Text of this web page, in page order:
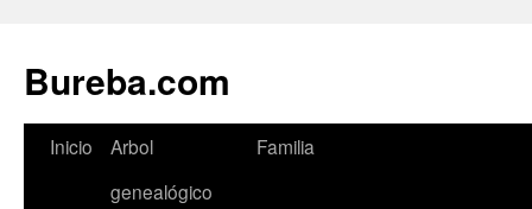
Bureba.com
Saltar
Inicio
Arbol
genealógico
Familia